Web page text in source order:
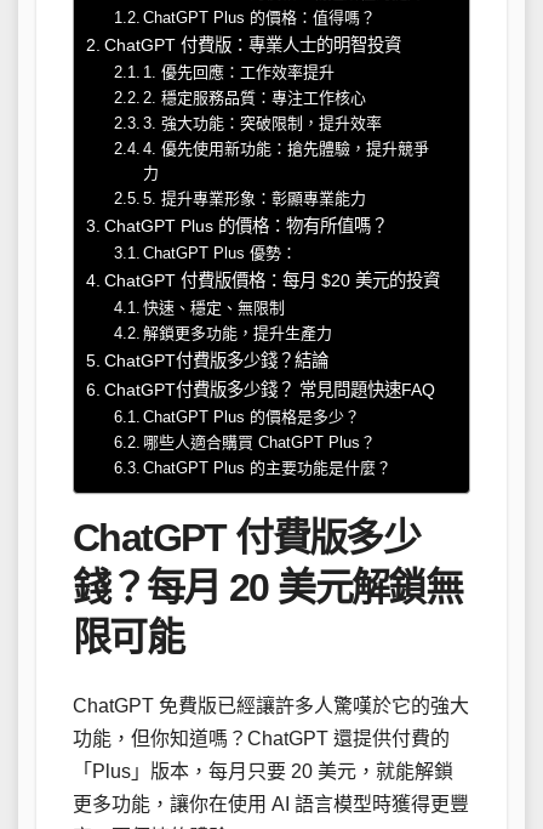
ChatGPT Plus 的價格：值得嗎？
ChatGPT 付費版：專業人士的明智投資
1. 優先回應：工作效率提升
2. 穩定服務品質：專注工作核心
3. 強大功能：突破限制，提升效率
4. 優先使用新功能：搶先體驗，提升競爭
力
5. 提升專業形象：彰顯專業能力
ChatGPT Plus 的價格：物有所值嗎？
ChatGPT Plus 優勢：
ChatGPT 付費版價格：每月 $20 美元的投資
快速、穩定、無限制
解鎖更多功能，提升生產力
ChatGPT付費版多少錢？結論
ChatGPT付費版多少錢？ 常見問題快速FAQ
ChatGPT Plus 的價格是多少？
哪些人適合購買 ChatGPT Plus？
ChatGPT Plus 的主要功能是什麼？
ChatGPT 付費版多少
錢？每月 20 美元解鎖無
限可能
ChatGPT 免費版已經讓許多人驚嘆於它的強大
功能，但你知道嗎？ChatGPT 還提供付費的
「Plus」版本，每月只要 20 美元，就能解鎖
更多功能，讓你在使用 AI 語言模型時獲得更豐